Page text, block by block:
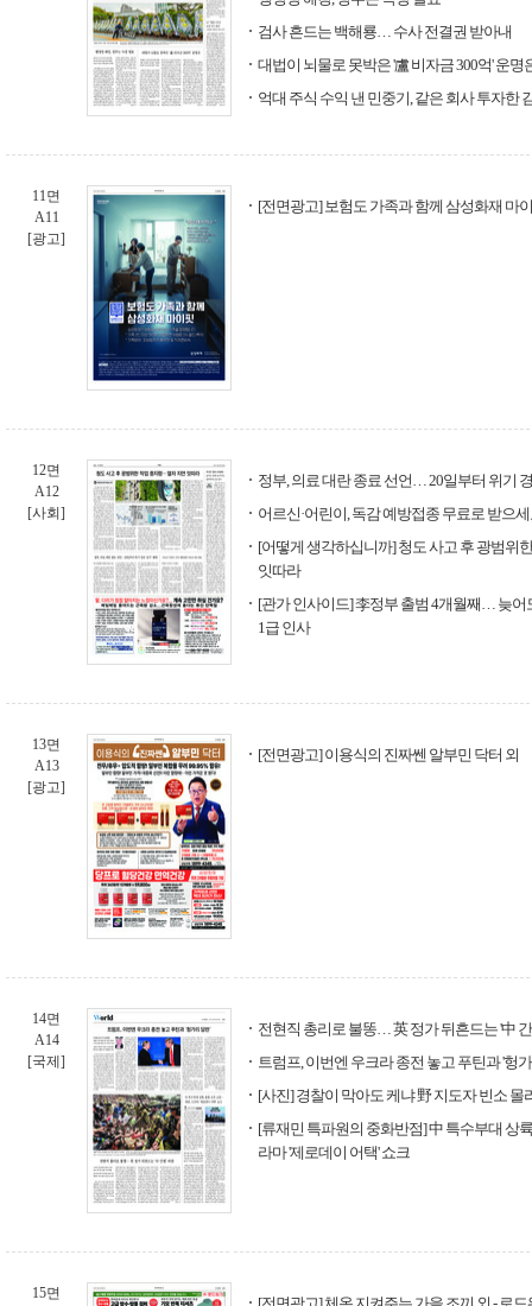
검사 흔드는 백해룡… 수사 전결권 받아내
대법이 뇌물로 못박은 '盧 비자금 300억' 운명
억대 주식 수익 낸 민중기, 같은 회사 투자한
11면
A11
[광고]
[전면광고] 보험도 가족과 함께 삼성화재 마
12면
A12
[사회]
정부, 의료 대란 종료 선언… 20일부터 위기
어르신·어린이, 독감 예방접종 무료로 받으
[어떻게 생각하십니까] 청도 사고 후 광범위
잇따라
[관가 인사이드] 李정부 출범 4개월째… 늦어
1급 인사
13면
A13
[광고]
[전면광고] 이용식의 진짜쎈 알부민 닥터 외
14면
A14
[국제]
전현직 총리로 불똥… 英 정가 뒤흔드는 '中
트럼프, 이번엔 우크라 종전 놓고 푸틴과 '헝
[사진] 경찰이 막아도 케냐 野 지도자 빈소 몰
[류재민 특파원의 중화반점] 中 특수부대 상
라마 '제로데이 어택' 쇼크
15면